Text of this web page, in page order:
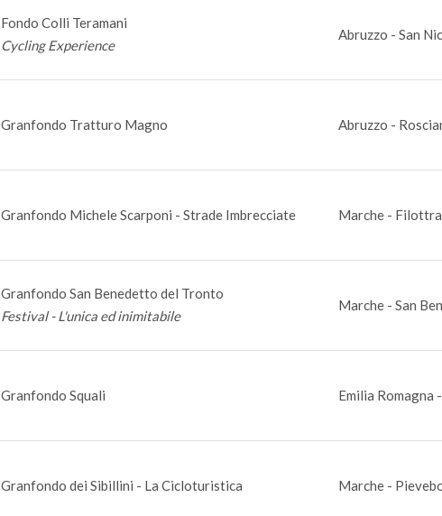
Fondo Colli Teramani
Cycling Experience
Abruzzo - San
Granfondo Tratturo Magno Abruzzo -
Granfondo Michele Scarponi - Strade Imbrecciate Marche -
Granfondo San Benedetto del Tronto
Festival - L'unica ed inimitabile
Marche - San
Granfondo Squali Emilia Romagna
Granfondo dei Sibillini - La Cicloturistica Marche -